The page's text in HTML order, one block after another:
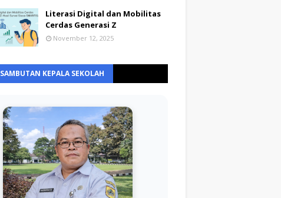
Literasi Digital dan Mobilitas
Cerdas Generasi Z
November 12, 2025
SAMBUTAN KEPALA SEKOLAH